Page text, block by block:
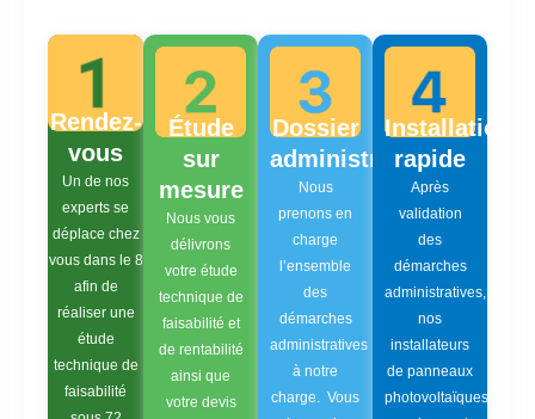
Rendez-
vous
Un de nos
experts se
déplace chez
vous dans le 8
afin de
réaliser une
étude
technique de
faisabilité
Étude
sur
mesure
Nous vous
délivrons
votre étude
technique de
faisabilité et
de rentabilité
ainsi que
votre devis
Dossier
administratif
Nous
prenons en
charge
l’ensemble
des
démarches
administratives
à notre
charge. Vous
Installation
rapide
Après
validation
des
démarches
administratives,
nos
installateurs
de panneaux
photovoltaïques